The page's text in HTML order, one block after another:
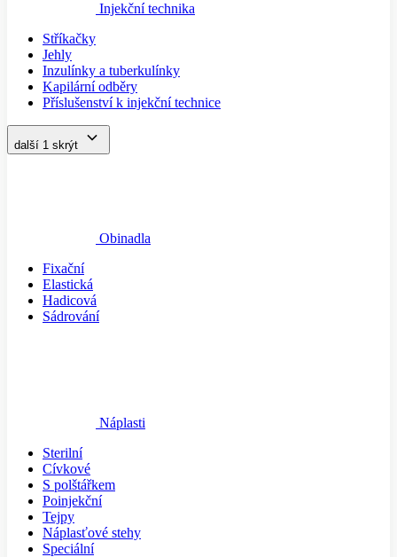
Injekční technika
Stříkačky
Jehly
Inzulínky a tuberkulínky
Kapilární odběry
Příslušenství k injekční technice
další 1 skrýt
Obinadla
Fixační
Elastická
Hadicová
Sádrování
Náplasti
Sterilní
Cívkové
S polštářkem
Poinjekční
Tejpy
Náplasťové stehy
Speciální